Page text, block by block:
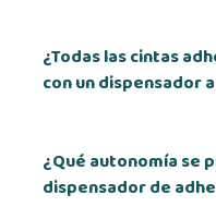
¿Todas las cintas
con un dispensador
¿Qué autonomía se
dispensador de